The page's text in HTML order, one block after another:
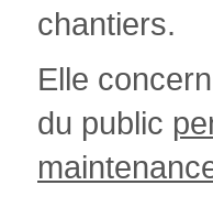
chantiers.
Elle
du public